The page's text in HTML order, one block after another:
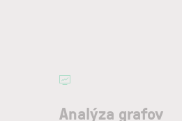
Analýza grafov